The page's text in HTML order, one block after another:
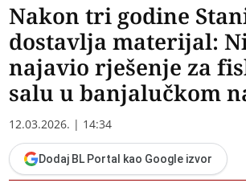
Nakon tri godine
dostavlja materijal:
najavio rješenje za
salu u banjalučkom
12.03.2026. | 14:34
Dodaj BL Portal kao Google izvor